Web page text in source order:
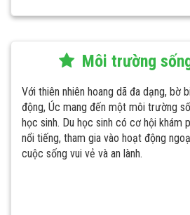
Môi trường
Với thiên nhiên hoang dã đa dạng, bờ
động, Úc mang đến một môi trường
học sinh. Du học sinh có cơ hội khám
nổi tiếng, tham gia vào hoạt động
cuộc sống vui vẻ và an lành.